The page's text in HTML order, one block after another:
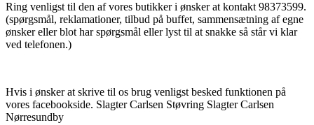
Ring venligst til den af vores butikker i ønsker at kontakt 98373599.
(spørgsmål, reklamationer, tilbud på buffet, sammensætning af egne
ønsker eller blot har spørgsmål eller lyst til at snakke så står vi klar
ved telefonen.)
Hvis i ønsker at skrive til os brug venligst besked funktionen på
vores facebookside. Slagter Carlsen Støvring Slagter Carlsen
Nørresundby